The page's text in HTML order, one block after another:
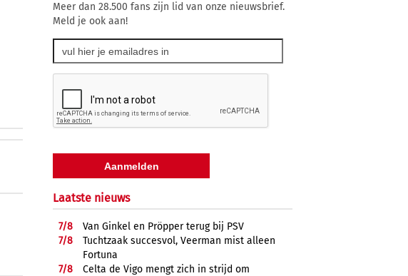
Meer dan 28.500 fans zijn lid van onze nieuwsbrief.
Meld je ook aan!
Laatste nieuws
7/8
Van Ginkel en Pröpper terug bij PSV
7/8
Tuchtzaak succesvol, Veerman mist alleen
Fortuna
7/8
Celta de Vigo mengt zich in strijd om